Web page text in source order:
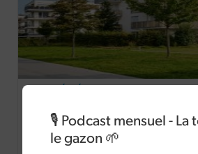
Gamme végétalisation à destination des
collectivités
🎙️ Podcast mensuel - La
le gazon 🌱